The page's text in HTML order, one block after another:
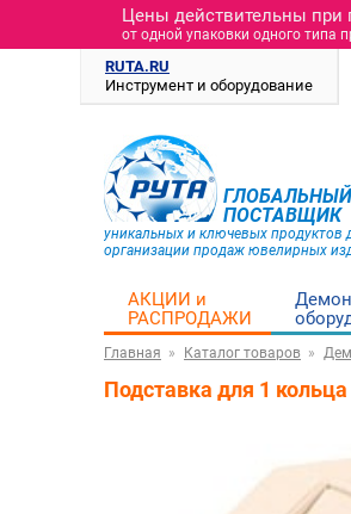
Цены действительны при
от одной упаковки одного типа
RUTA.RU
Инструмент и оборудование
ГЛОБАЛЬНЫЙ
ПОСТАВЩИК
уникальных и ключевых продуктов
организации продаж ювелирных
АКЦИИ и
РАСПРОДАЖИ
Главная Каталог товаров
Подставка для 1